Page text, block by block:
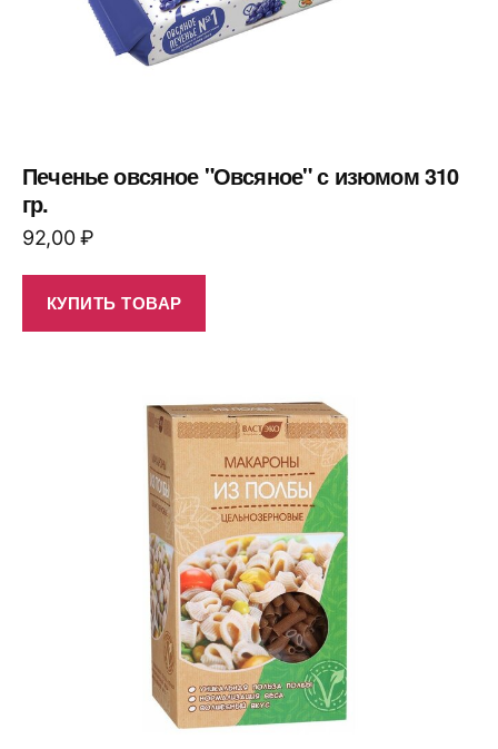
Печенье овсяное "Овсяное" с изюмом 310
гр.
92,00₽
КУПИТЬ ТОВАР